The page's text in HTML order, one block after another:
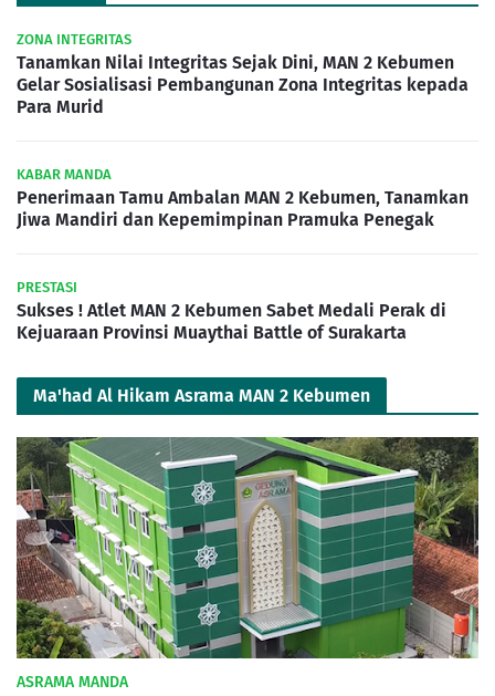
ZONA INTEGRITAS
Tanamkan Nilai Integritas Sejak Dini, MAN 2 Kebumen
Gelar Sosialisasi Pembangunan Zona Integritas kepada
Para Murid
KABAR MANDA
Penerimaan Tamu Ambalan MAN 2 Kebumen, Tanamkan
Jiwa Mandiri dan Kepemimpinan Pramuka Penegak
PRESTASI
Sukses ! Atlet MAN 2 Kebumen Sabet Medali Perak di
Kejuaraan Provinsi Muaythai Battle of Surakarta
Ma'had Al Hikam Asrama MAN 2 Kebumen
ASRAMA MANDA